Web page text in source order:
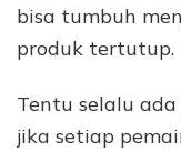
bisa tumbuh
produk tertutup.
Tentu selalu
jika setiap